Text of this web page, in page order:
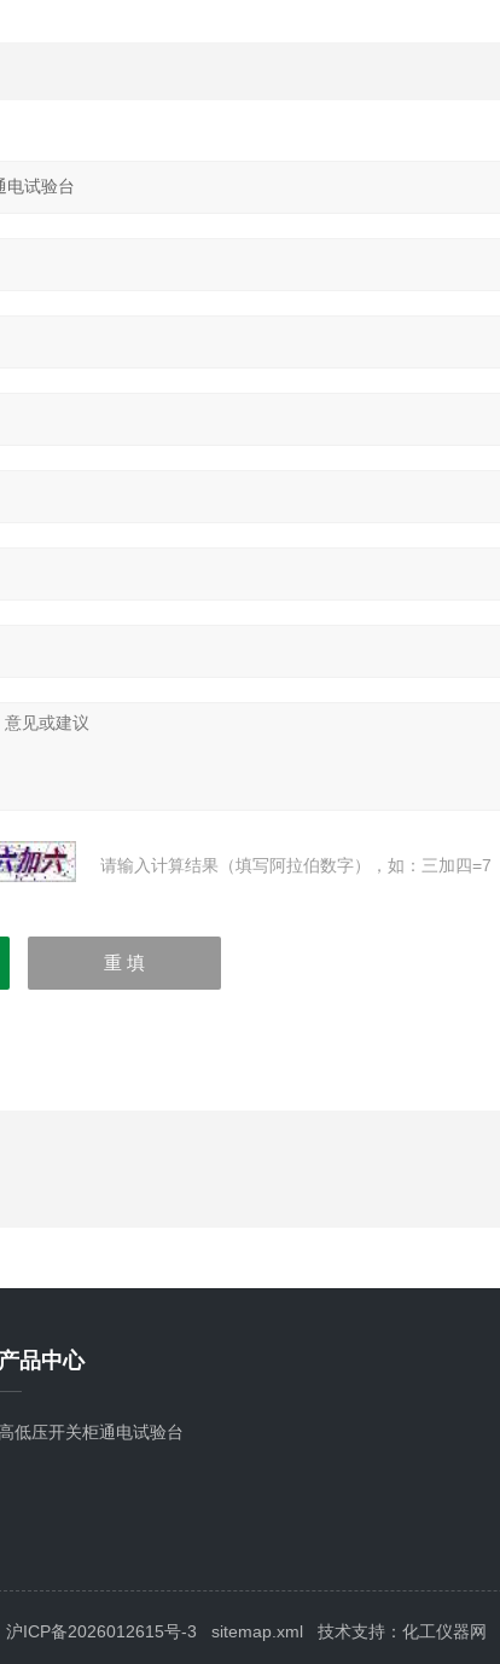
请输入计算结果（填写阿拉伯数字），如：三加四=7
产品中心
低压开关柜通电试验台
沪ICP备2026012615号-3 sitemap.xml 技术支持： 化工仪器网